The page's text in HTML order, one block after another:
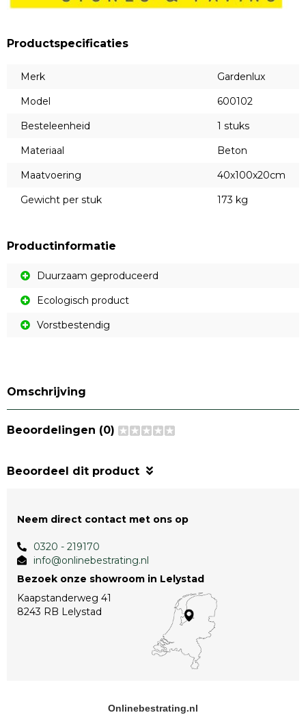
Productspecificaties
Merk
Gardenlux
Model
600102
Besteleenheid
1 stuks
Materiaal
Beton
Maatvoering
40x100x20cm
Gewicht per stuk
173 kg
Productinformatie
Duurzaam geproduceerd
Ecologisch product
Vorstbestendig
Omschrijving
Beoordelingen (0)
Beoordeel dit product
Neem direct contact met ons op
0320 - 219170
info@onlinebestrating.nl
Bezoek onze showroom in Lelystad
Kaapstanderweg 41
8243 RB Lelystad
Onlinebestrating.nl